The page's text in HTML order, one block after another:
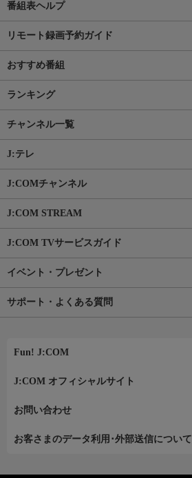
番組表ヘルプ
リモート録画予約ガイド
おすすめ番組
ランキング
チャンネル一覧
J:テレ
J:COMチャンネル
J:COM STREAM
J:COM TVサービスガイド
イベント・プレゼント
サポート・よくある質問
Fun! J:COM
J:COM オフィシャルサイト
お問い合わせ
お客さまのデータ利用･外部送信について